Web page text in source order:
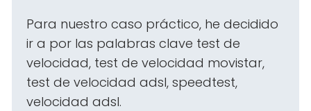
Para nuestro caso práctico, he decidido
ir a por las palabras clave test de
velocidad, test de velocidad movistar,
test de velocidad adsl, speedtest,
velocidad adsl.